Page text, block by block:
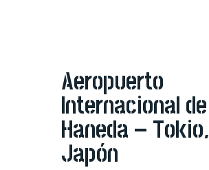
Aeropuerto
Internacional de
Haneda – Tokio,
Japón